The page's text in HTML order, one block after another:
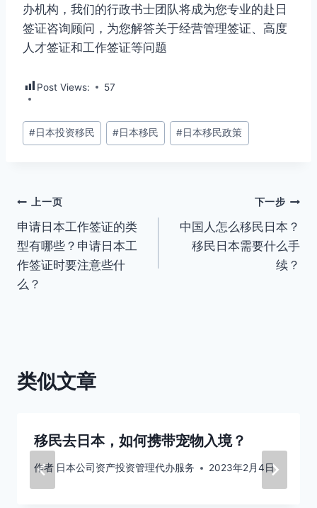
办机构，我们的行政书士团队将成为您专业的赴日
签证咨询顾问，为您解答关于经营管理签证、高度
人才签证和工作签证等问题
Post Views: 57
文
章
#日本投资移民 #日本移民 #日本移民政策
文
章
导
航
上一页
申请日本工作签证的类
型有哪些？申请日本工
作签证时要注意些什
么？
下一步
中国人怎么移民日本？
移民日本需要什么手
续？
类似文章
移民去日本，如何携带宠物入境？
作者 日本公司资产投资管理代办服务 2023年2月4日